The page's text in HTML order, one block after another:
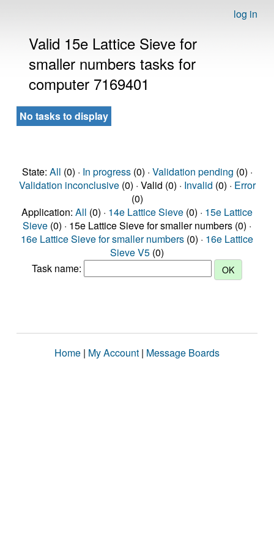
log in
Valid 15e Lattice Sieve for
smaller numbers tasks for
computer 7169401
No tasks to display
State: All (0) · In progress(0) · Validation pending (0) ·
Validation inconclusive(0) · Valid (0) · Invalid (0) · Error
(0)
Application: All (0) · 14e Lattice Sieve (0) · 15e Lattice
Sieve (0) · 15e Lattice Sieve for smaller numbers (0) ·
16e Lattice Sieve for smaller numbers (0) · 16e Lattice
Sieve V5 (0)
Task name:
Home | My Account | Message Boards